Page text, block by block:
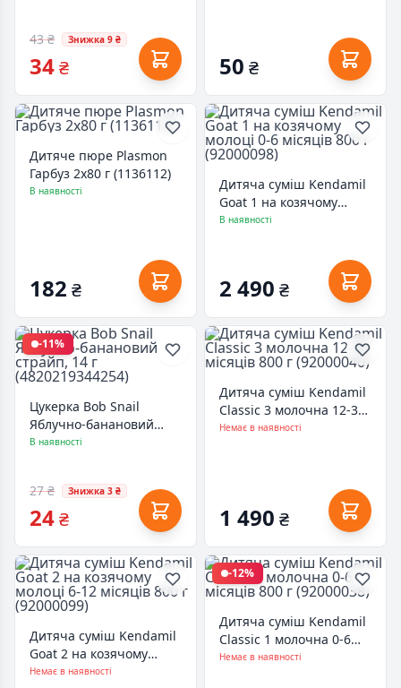
43 ₴ Знижка 9 ₴
34₴ 50 ₴
Дитяче пюре Plasmon
Гарбуз 2х80 г (1136112)
В наявності
182 ₴
Дитяча суміш Kendamil
Goat 1 на козячому
молоці 0-6 місяців 800 г
В наявності
2 490 ₴
-11%
Цукерка Bob Snail
Яблучно-банановий
страйп, 14 г
В наявності
27 ₴ Знижка 3 ₴
24₴
Дитяча суміш Kendamil
Classic 3 молочна 12-36
місяців 800 г (92000040)
Немає в наявності
1 490 ₴
Дитяча суміш Kendamil
Goat 2 на козячому
молоці 6-12 місяців 800
Немає в наявності
-12%
Дитяча суміш Kendamil
Classic 1 молочна 0-6
місяців 800 г (92000038)
Немає в наявності